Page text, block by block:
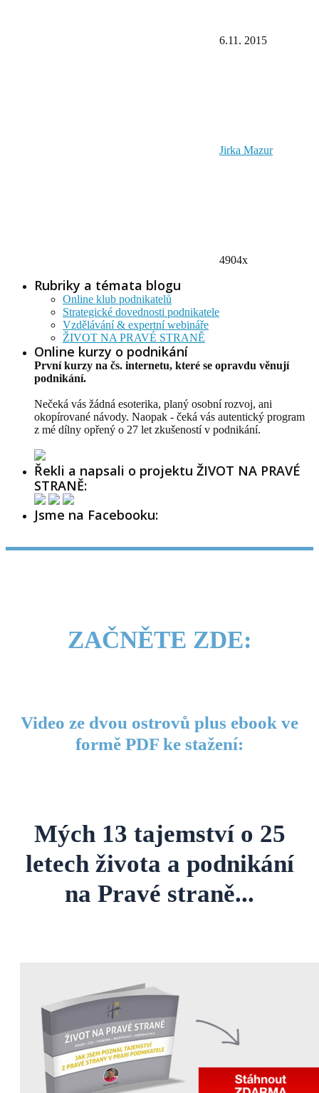
6.11. 2015
Jirka Mazur
4904x
Rubriky a témata blogu
Online klub podnikatelů
Strategické dovednosti podnikatele
Vzdělávání & expertní webináře
ŽIVOT NA PRAVÉ STRANĚ
Online kurzy o podnikání
První kurzy na čs. internetu, které se opravdu věnují
podnikání.
Nečeká vás žádná esoterika, planý osobní rozvoj, ani
okopírované návody. Naopak - čeká vás autentický program
z mé dílny opřený o 27 let zkušeností v podnikání.
Řekli a napsali o projektu ŽIVOT NA PRAVÉ
STRANĚ:
Jsme na Facebooku:
ZAČNĚTE ZDE:
Video ze dvou ostrovů plus ebook ve
formě PDF ke stažení:
Mých 13 tajemství o 25
letech života a podnikání
na Pravé straně...